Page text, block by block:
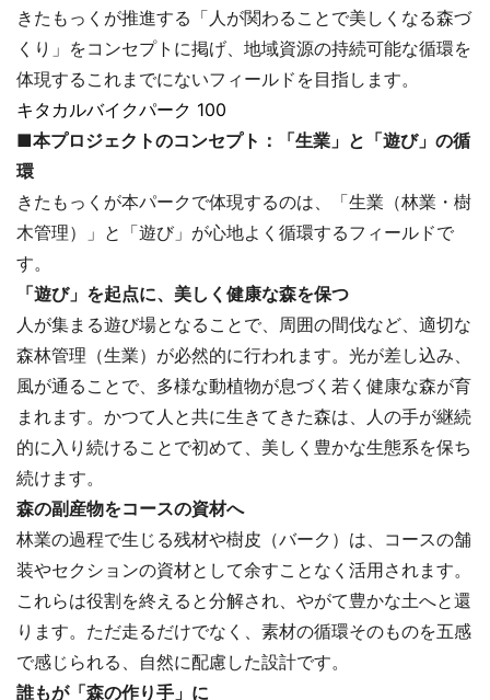
きたもっくが推進する「人が関わることで美しくなる森づ
くり」をコンセプトに掲げ、地域資源の持続可能な循環を
体現するこれまでにないフィールドを目指します。
キタカルバイクパーク 100
■本プロジェクトのコンセプト：「生業」と「遊び」の循
環
きたもっくが本パークで体現するのは、「生業（林業・樹
木管理）」と「遊び」が心地よく循環するフィールドで
す。
「遊び」を起点に、美しく健康な森を保つ
人が集まる遊び場となることで、周囲の間伐など、適切な
森林管理（生業）が必然的に行われます。光が差し込み、
風が通ることで、多様な動植物が息づく若く健康な森が育
まれます。かつて人と共に生きてきた森は、人の手が継続
的に入り続けることで初めて、美しく豊かな生態系を保ち
続けます。
森の副産物をコースの資材へ
林業の過程で生じる残材や樹皮（バーク）は、コースの舗
装やセクションの資材として余すことなく活用されます。
これらは役割を終えると分解され、やがて豊かな土へと還
ります。ただ走るだけでなく、素材の循環そのものを五感
で感じられる、自然に配慮した設計です。
誰もが「森の作り手」に